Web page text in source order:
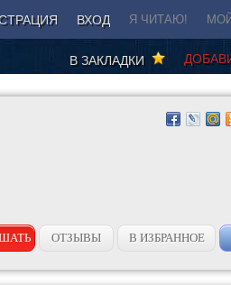
ВХОД Я ЧИТАЮ!
В ЗАКЛАДКИ
ОТЗЫВЫ В ИЗБРАННОЕ